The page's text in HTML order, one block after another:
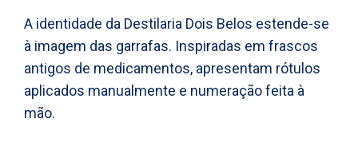
A identidade da Destilaria Dois Belos estende-se
à imagem das garrafas. Inspiradas em frascos
antigos de medicamentos, apresentam rótulos
aplicados manualmente e numeração feita à
mão.